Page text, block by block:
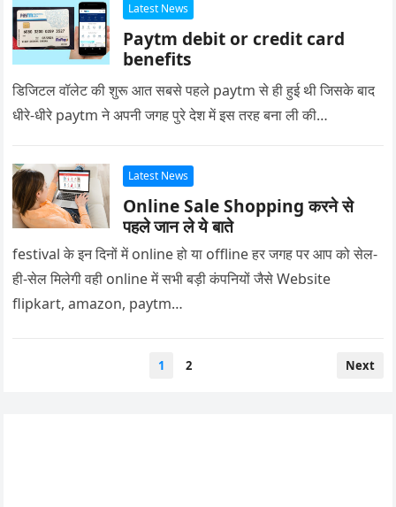
Latest News
Paytm debit or credit card
benefits
डिजिटल वॉलेट की शुरू आत सबसे पहले paytm से ही हुई थी जिसके बाद
धीरे-धीरे paytm ने अपनी जगह पुरे देश में इस तरह बना ली की…
Latest News
Online Sale Shopping करने से
पहले जान ले ये बाते
festival के इन दिनों में online हो या offline हर जगह पर आप को सेल-
ही-सेल मिलेगी वही online में सभी बड़ी कंपनियों जैसे Website
flipkart, amazon, paytm…
1 2 Next